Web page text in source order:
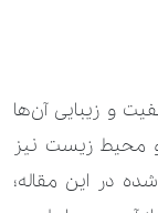
و زیبایی آن‌ها
محیط زیست نیز
در این مقاله؛